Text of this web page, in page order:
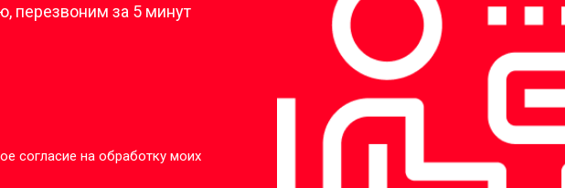
перезвоним за 5 минут
согласие на обработку моих